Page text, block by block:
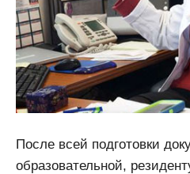
После всей подготовки
образовательной,